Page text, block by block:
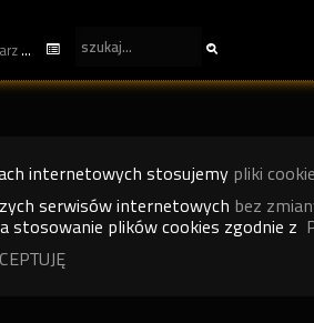
kalendarz
internetowych stosujemy pliki
serwisów internetowych bez
stosowanie plików cookies zgodnie z